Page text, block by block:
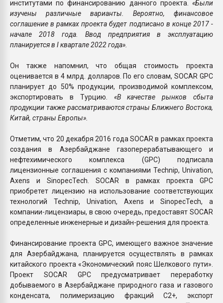
институтами по финансированию данного проекта.
«Были
изучены различные варианты. Вероятно, финансовое
соглашение в рамках проекта будет подписано в конце 2017 -
начале 2018 года. Ввод предприятия в эксплуатацию
планируется в I квартале 2022 года».
Он также напомнил, что общая стоимость проекта
оценивается в 4 млрд. долларов. По его словам, SOCAR GPC
планирует до 50% продукции, производимой комплексом,
экспортировать в Турцию.
«В качестве рынков сбыта
продукции также рассматриваются страны Ближнего Востока,
Китай, страны Европы».
Отметим, что 20 декабря 2016 года SOCAR в рамках проекта
создания в Азербайджане газоперерабатывающего и
нефтехимического комплекса (GPC) подписала
лицензионные соглашения с компаниями Technip, Univation,
Axens и SinopecTech. SOCAR в рамках проекта GPC
приобретет лицензию на использование соответствующих
технологий Technip, Univation, Axens и SinopecTech, а
компании-лицензиары, в свою очередь, предоставят SOCAR
определенные инженерные и дизайн-решения для проекта.
Финансирование проекта GPC, имеющего важное значение
для Азербайджана, планируется осуществлять в рамках
китайского проекта «Экономический пояс Шелкового пути».
Проект SOCAR GPC предусматривает переработку
добываемого в Азербайджане природного газа и газового
конденсата, полимеризацию фракций C2+, экспорт